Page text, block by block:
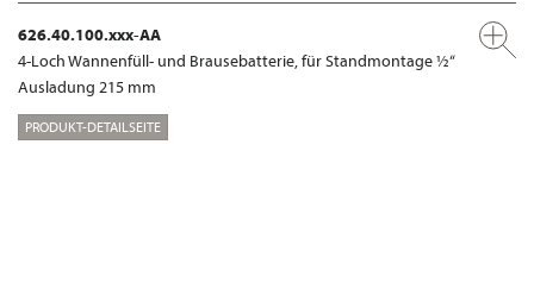
626.40.100.xxx-AA
4-Loch Wannenfüll- und Brausebatterie, für Standmontage ½“
Ausladung 215 mm
PRODUKT-DETAILSEITE